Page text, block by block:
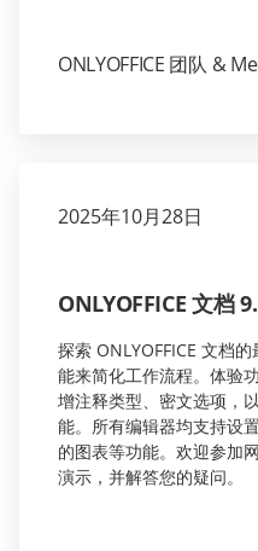
ONLYOFFICE 团队 &
2025年10月28日
ONLYOFFICE 文档
探索 ONLYOFFICE 文档
能来简化工作流程。体验
增注释类型、密文选项，
能。所有编辑器均支持设
的图表等功能。欢迎参加
演示，并解答您的疑问。